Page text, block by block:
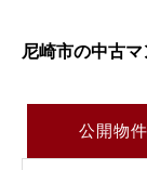
尼崎市の中古
公開物件